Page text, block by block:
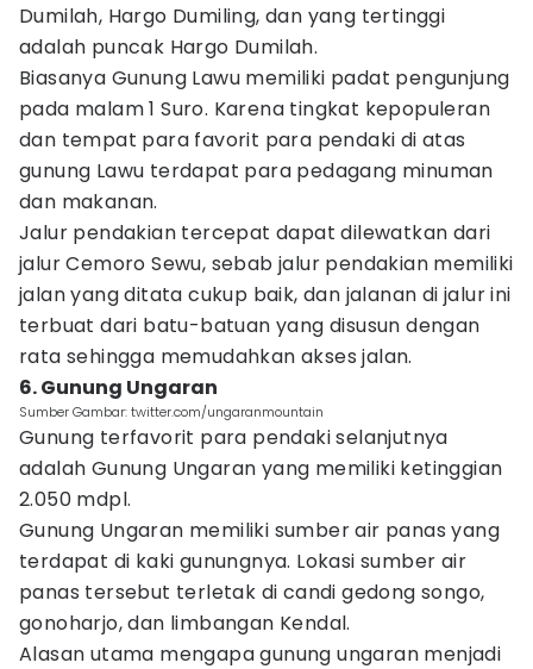
Dumilah, Hargo Dumiling, dan yang tertinggi
adalah puncak Hargo Dumilah.
Biasanya Gunung Lawu memiliki padat pengunjung
pada malam 1 Suro. Karena tingkat kepopuleran
dan tempat para favorit para pendaki di atas
gunung Lawu terdapat para pedagang minuman
dan makanan.
Jalur pendakian tercepat dapat dilewatkan dari
jalur Cemoro Sewu, sebab jalur pendakian memiliki
jalan yang ditata cukup baik, dan jalanan di jalur ini
terbuat dari batu-batuan yang disusun dengan
rata sehingga memudahkan akses jalan.
6. Gunung Ungaran
Sumber Gambar: twitter.com/ungaranmountain
Gunung terfavorit para pendaki selanjutnya
adalah Gunung Ungaran yang memiliki ketinggian
2.050 mdpl.
Gunung Ungaran memiliki sumber air panas yang
terdapat di kaki gunungnya. Lokasi sumber air
panas tersebut terletak di candi gedong songo,
gonoharjo, dan limbangan Kendal.
Alasan utama mengapa gunung ungaran menjadi